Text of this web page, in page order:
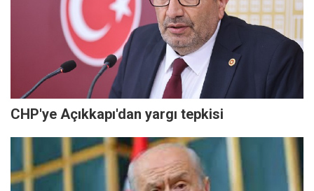
CHP'ye Açıkkapı'dan yargı tepkisi